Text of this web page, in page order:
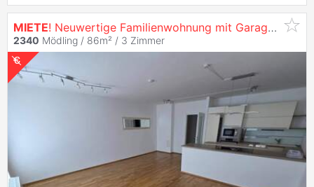
MIETE! Neuwertige Familienwohnung mit Garagenplatz!
2340 Mödling / 86m² / 3 Zimmer